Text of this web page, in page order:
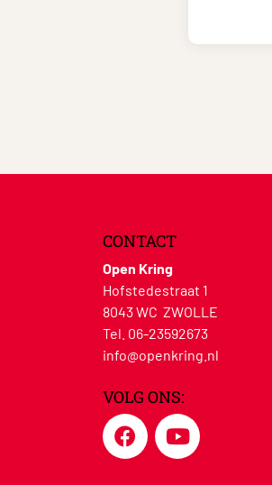
CONTACT
Open Kring
Hofstedestraat 1
8043 WC ZWOLLE
Tel. 06-23592673
info@openkring.nl
VOLG ONS: